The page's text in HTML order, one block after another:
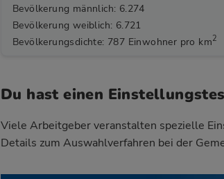
Bevölkerung männlich: 6.274
Bevölkerung weiblich: 6.721
Bevölkerungsdichte: 787 Einwohner pro km2
Du hast einen
Viele Arbeitgeber veranstalten spezielle
Details zum Auswahlverfahren bei der